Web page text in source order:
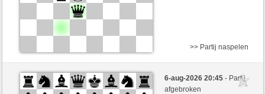
Zwart
lobolobito (1389) (+14)
Wit
JeLopes (1346) (-14)
>> Partij naspelen
6-aug-2026 20:45- Partij
afgebroken